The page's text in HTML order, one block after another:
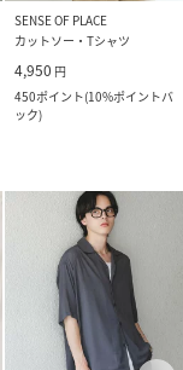
SENSE OF PLACE
カットソー・Tシャツ
4,950 円
450ポイント(10%ポイントバ
ック)